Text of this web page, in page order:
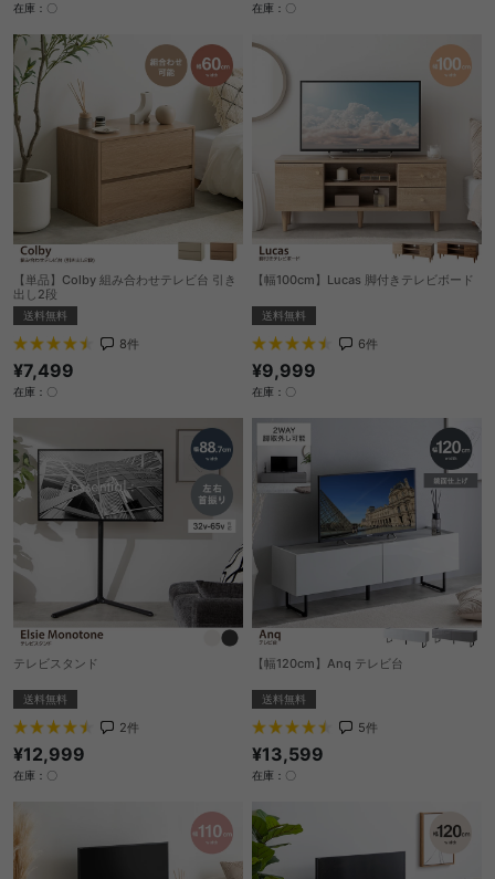
在庫：〇 在庫：〇
【単品】Colby 組み合わせテレビ台 引き
出し2段
送料無料
8件
¥7,499
在庫：〇
【幅100cm】Lucas 脚付きテレビボード
送料無料
6件
¥9,999
在庫：〇
テレビスタンド
送料無料
2件
¥12,999
在庫：〇
【幅120cm】Anq テレビ台
送料無料
5件
¥13,599
在庫：〇